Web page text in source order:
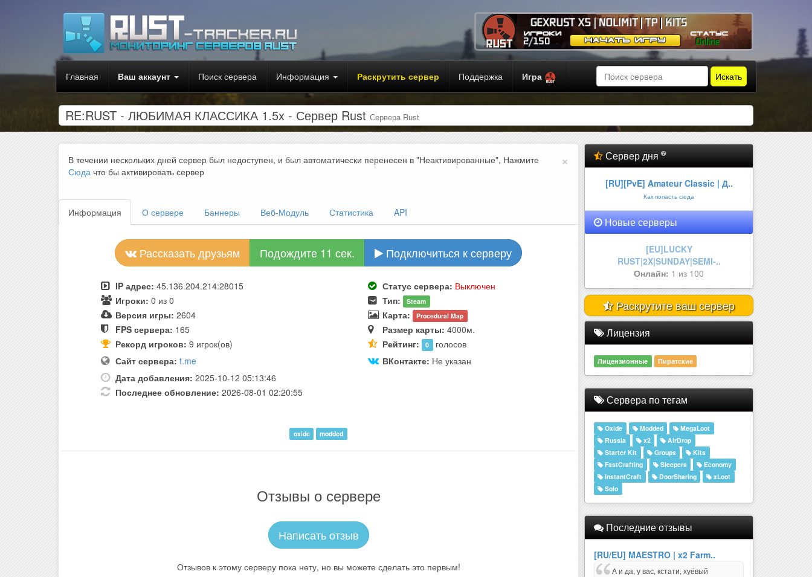
Главная Ваш аккаунт Поиск сервера Информация Раскрутить сервер Поддержка Игра Искать
RE:RUST - ЛЮБИМАЯ КЛАССИКА 1.5x - Сервер Rust Сервера Rust
×
В течении нескольких дней сервер был недоступен, и был автоматически перенесен в "Неактивированные", Нажмите
Сюда что бы активировать сервер
Информация О сервере Баннеры Веб-Модуль Статистика API
Рассказать друзьям Подождите 10 сек. Подключиться к серверу
IP адрес: 45.136.204.214:28015 Статус сервера: Выключен
Игроки: 0 из 0 Тип: Steam
Версия игры: 2604 Карта: Procedural Map
FPS сервера: 165 Размер карты: 4000м.
Рекорд игроков: 9 игрок(ов) Рейтинг: 0 голосов
Сайт сервера: t.me ВКонтакте: Не указан
Дата добавления: 2025-10-12 05:13:46
Последнее обновление: 2026-08-01 02:20:55
oxide modded
Отзывы о сервере
Написать отзыв
Отзывов к этому серверу пока нету, но вы можете сделать это первым!
Сервер дня
[RU][PvE] Amateur Classic | Д..
Как попасть сюда
Новые серверы
РУССКИЙ l ТРУ ВЫЖИВАНИЕ l
НОВИ..
Онлайн: 1 из 100
Раскрутите ваш сервер
Лицензия
Лицензионные Пиратские
Сервера по тегам
Oxide Modded
MegaLoot
Russia
x2
AirDrop
Starter Kit
Groups
Kits
FastCrafting
Sleepers
Economy
InstantCraft
DoorSharing
xLoot
Solo
Последние отзывы
[RU/EU] MAESTRO | x2 Farm..
А и да, у вас, кстати, хуёвый